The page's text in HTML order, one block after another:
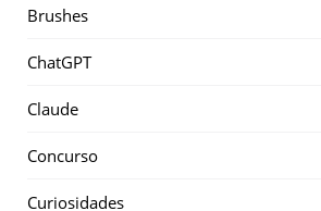
Brushes
ChatGPT
Claude
Concurso
Curiosidades